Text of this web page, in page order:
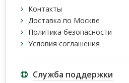
Контакты
Доставка по Москве
Политика безопасности
Условия соглашения
Служба поддержки